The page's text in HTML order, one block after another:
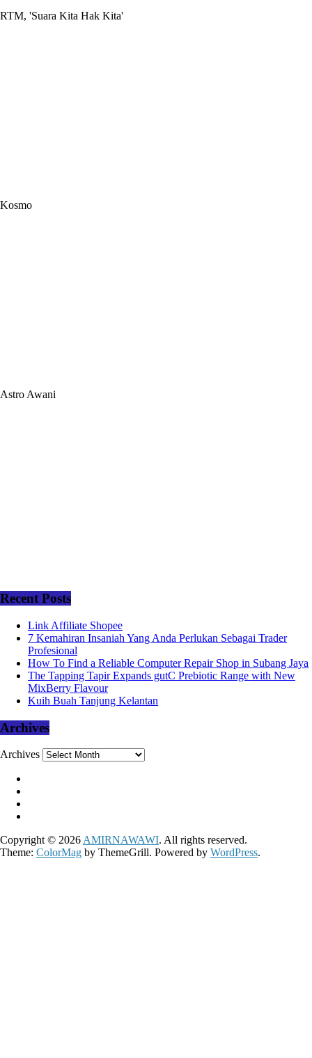
RTM, 'Suara Kita Hak Kita'
Kosmo
Astro Awani
Recent Posts
Link Affiliate Shopee
7 Kemahiran Insaniah Yang Anda Perlukan Sebagai Trader
Profesional
How To Find a Reliable Computer Repair Shop in Subang Jaya
The Tapping Tapir Expands gutC Prebiotic Range with New
MixBerry Flavour
Kuih Buah Tanjung Kelantan
Archives
Archives
Copyright © 2026 AMIRNAWAWI. All rights reserved.
Theme: ColorMag by ThemeGrill. Powered by WordPress.